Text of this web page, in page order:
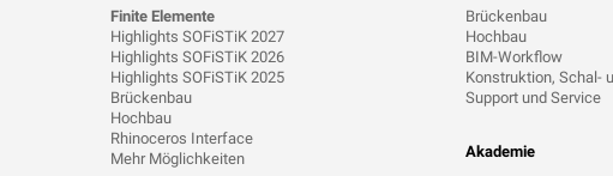
Finite Elemente
Highlights SOFiSTiK 2027
Highlights SOFiSTiK 2026
Highlights SOFiSTiK 2025
Brückenbau
Hochbau
Rhinoceros Interface
Mehr Möglichkeiten
Brückenbau
Hochbau
BIM-Workflow
Konstruktion, Schal-
Support und Service
Akademie